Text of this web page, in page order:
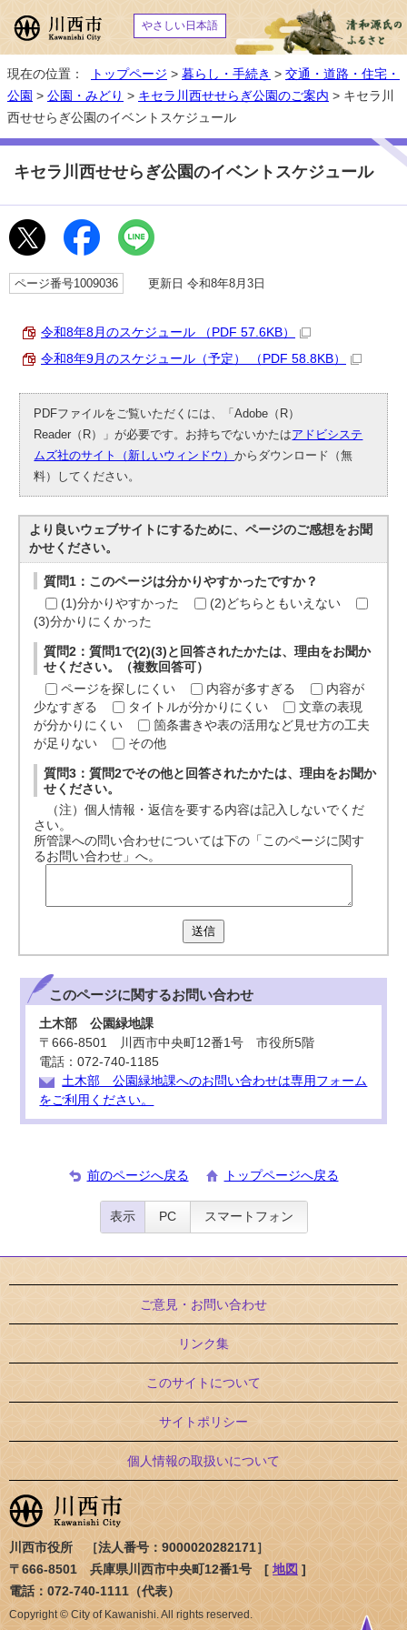
やさしい日本語
現在の位置： トップページ > 暮らし・手続き > 交通・道路・住宅・
公園 > 公園・みどり > キセラ川西せせらぎ公園のご案内 > キセラ川
西せせらぎ公園のイベントスケジュール
キセラ川西せせらぎ公園のイベントスケジュール
ページ番号1009036 更新日 令和8年8月3日
令和8年8月のスケジュール （PDF 57.6KB）
令和8年9月のスケジュール（予定） （PDF 58.8KB）
PDFファイルをご覧いただくには、「Adobe（R）
Reader（R）」が必要です。お持ちでないかたはアドビシステ
ムズ社のサイト（新しいウィンドウ）からダウンロード（無
料）してください。
より良いウェブサイトにするために、ページのご感想をお聞
かせください。
質問1：このページは分かりやすかったですか？
(1)分かりやすかった
(2)どちらともいえない
(3)分かりにくかった
質問2：質問1で(2)(3)と回答されたかたは、理由をお聞か
せください。（複数回答可）
ページを探しにくい
内容が多すぎる
内容が
少なすぎる
タイトルが分かりにくい
文章の表現
が分かりにくい
箇条書きや表の活用など見せ方の工夫
が足りない
その他
質問3：質問2でその他と回答されたかたは、理由をお聞か
せください。
（注）個人情報・返信を要する内容は記入しないでくだ
さい。
所管課への問い合わせについては下の「このページに関す
るお問い合わせ」へ。
送信
このページに関するお問い合わせ
土木部 公園緑地課
〒666-8501 川西市中央町12番1号 市役所5階
電話：072-740-1185
土木部 公園緑地課へのお問い合わせは専用フォーム
をご利用ください。
前のページへ戻る トップページへ戻る
表示 PC スマートフォン
ご意見・お問い合わせ
リンク集
このサイトについて
サイトポリシー
個人情報の取扱いについて
川西市役所 ［法人番号：9000020282171］
〒666-8501 兵庫県川西市中央町12番1号 [ 地図 ]
電話：072-740-1111（代表）
Copyright © City of Kawanishi. All rights reserved.